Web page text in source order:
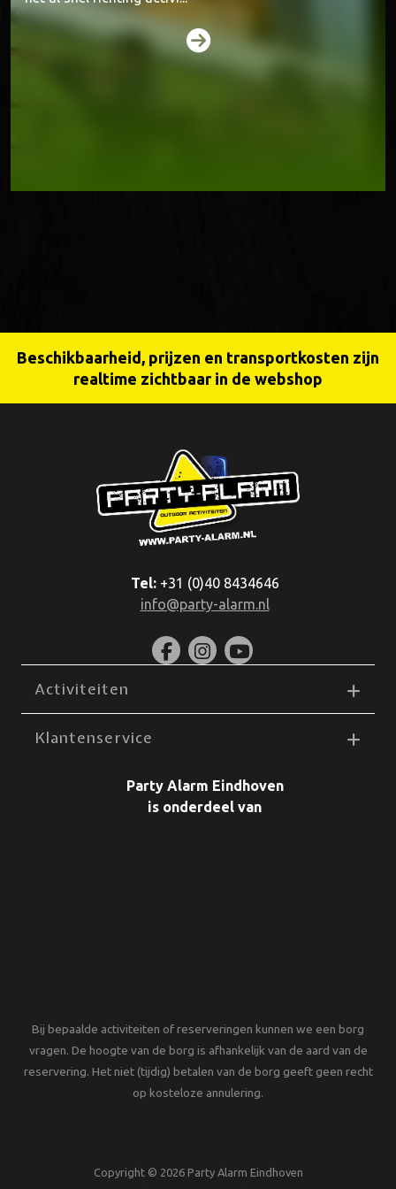
Beschikbaarheid, prijzen en transportkosten zijn
realtime zichtbaar in de webshop
Tel:+31 (0)40 8434646
info@party-alarm.nl
Activiteiten
Klantenservice
Party Alarm Eindhoven
is onderdeel van
Bij bepaalde activiteiten of reserveringen kunnen we een borg
vragen. De hoogte van de borg is afhankelijk van de aard van de
reservering. Het niet (tijdig) betalen van de borg geeft geen recht
op kosteloze annulering.
Copyright © 2026 Party Alarm Eindhoven